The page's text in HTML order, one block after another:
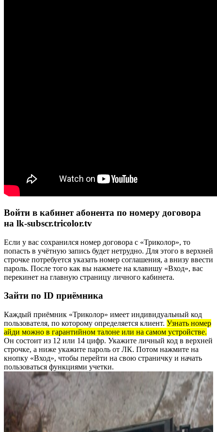
Войти в кабинет абонента по номеру договора
на lk-subscr.tricolor.tv
Если у вас сохранился номер договора с «Триколор», то
попасть в учётную запись будет нетрудно. Для этого в верхней
строчке потребуется указать номер соглашения, а внизу ввести
пароль. После того как вы нажмете на клавишу «Вход», вас
перекинет на главную страницу личного кабинета.
Зайти по ID приёмника
Каждый приёмник «Триколор» имеет индивидуальный код
пользователя, по которому определяется клиент. Узнать номер
айди можно в гарантийном талоне или на самом устройстве.
Он состоит из 12 или 14 цифр. Укажите личный код в верхней
строчке, а ниже укажите пароль от ЛК. Потом нажмите на
кнопку «Вход», чтобы перейти на свою страничку и начать
пользоваться функциями учетки.